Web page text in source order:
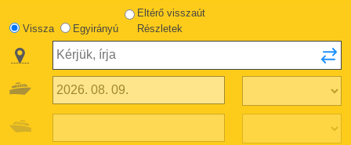
Vissza Egyirányú
Eltérő visszaút
Részletek